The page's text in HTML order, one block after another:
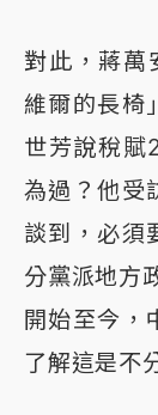
對此，蔣萬
維爾的長椅
世芳說稅
為過？他受
談到，必須
分黨派地方
開始至今，
了解這是不